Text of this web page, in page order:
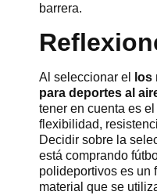
barrera.
Al seleccionar el
los
para deportes al
tener en cuenta es
flexibilidad,
Decidir sobre la
está comprando
polideportivos es un
material que se